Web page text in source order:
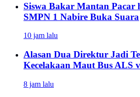
Siswa Bakar Mantan Pacar
SMPN 1 Nabire Buka Suara
10 jam lalu
Alasan Dua Direktur Jadi
Kecelakaan Maut Bus ALS
8 jam lalu